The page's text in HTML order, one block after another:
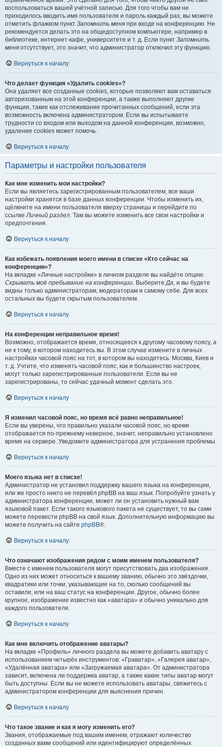
воспользоваться вашей учётной записью. Для того чтобы вам не
приходилось вводить имя пользователя и пароль каждый раз, вы можете
отметить флажком пункт Запомнить меня при входе на конференцию. Не
рекомендуется делать это на общедоступном компьютере, например в
библиотеке, интернет-кафе, университете и т. д. Если пункт Запомнить
меня отсутствует, это значит, что администратор отключил эту функцию.
Вернуться к началу
Что делает функция «Удалить cookies»?
Она удаляет все созданные cookies, которые позволяют вам оставаться
авторизованным на этой конференции, а также выполняют другие
функции, такие как отслеживание прочитанных сообщений, если эта
возможность включена администратором. Если вы испытываете
трудности со входом или выходом на данной конференции, возможно,
удаление cookies может помочь.
Вернуться к началу
Параметры и настройки пользователя
Как мне изменить мои настройки?
Если вы являетесь зарегистрированным пользователем, все ваши
настройки хранятся в базе данных конференции. Чтобы изменить их,
щёлкните на имени пользователя вверху страницы и перейдите по
ссылкеЛичный раздел. Там вы можете изменить все свои настройки и
предпочтения.
Вернуться к началу
Как избежать появления моего имени в списке «Кто сейчас на
конференции»?
На вкладке «Личные настройки» в личном разделе вы найдёте опцию
Скрывать моё пребывание на конференции. ВыберитеДа, и вы будете
видны только администраторам, модераторам и самому себе. Для всех
остальных вы будете скрытым пользователем.
Вернуться к началу
На конференции неправильное время!
Возможно, отображается время, относящееся к другому часовому поясу, а
не к тому, в котором находитесь вы. В этом случае измените в личных
настройках часовой пояс на тот, в котором вы находитесь: Москва, Киев и
т. д. Учтите, что изменять часовой пояс, как и большинство настроек,
могут только зарегистрированные пользователи. Если вы не
зарегистрированы, то сейчас удачный момент сделать это.
Вернуться к началу
Я изменил часовой пояс, но время всё равно неправильное!
Если вы уверены, что правильно указали часовой пояс, но время
отображается по-прежнему неверное, значит, неправильно установлено
время на сервере. Уведомите администратора для устранения проблемы.
Вернуться к началу
Моего языка нет в списке!
Администратор не установил поддержку вашего языка на конференции,
или же просто никто не перевёл phpBB на ваш язык. Попробуйте узнать у
администратора конференции, может ли он установить нужный вам
языковой пакет. Если такого языкового пакета не существует, то вы сами
можете перевести phpBB на свой язык. Дополнительную информацию вы
можете получить на сайте phpBB®.
Вернуться к началу
Что означают изображения рядом с моим именем пользователя?
Вместе с именем пользователя могут присутствовать два изображения.
Одно из них может относиться к вашему званию, обычно это звёздочки,
квадратики или точки, указывающие на то, сколько сообщений вы
оставили, или на ваш статус на конференции. Другое, обычно более
крупное, изображение известно как «аватара» и обычно уникально для
каждого пользователя.
Вернуться к началу
Как мне включить отображение аватары?
На вкладке «Профиль» личного раздела вы можете добавить аватару с
использованием четырёх инструментов: «Граватар», «Галерея аватар»,
«Удалённая аватара» или «Загружаемая аватара». От администратора
зависит, включена ли поддержка аватар, а также какие типы аватар могут
быть доступны. Если вы не можете использовать аватары, свяжитесь с
администратором конференции для выяснения причин.
Вернуться к началу
Что такое звание и как я могу изменить его?
Звания, отображаемые под вашим именем, отражают количество
созданных вами сообщений или идентифицируют определённых